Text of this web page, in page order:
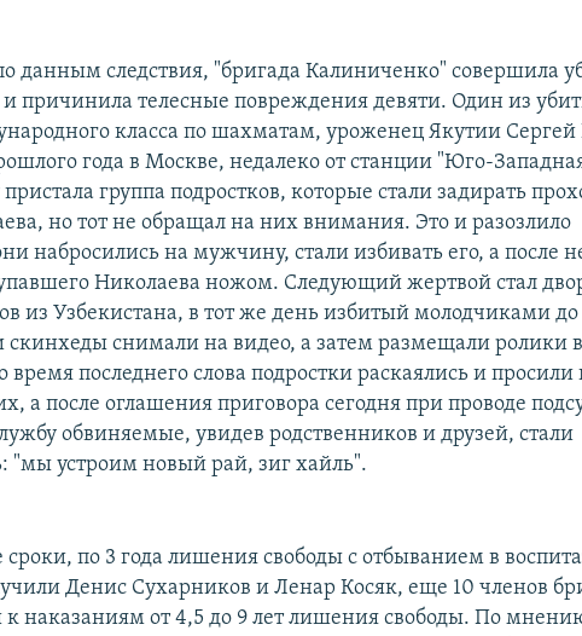
данным следствия, "бригада Калиниченко" совершила
и причинила телесные повреждения девяти. Один из
класса по шахматам, уроженец Якутии Сергей
года в Москве, недалеко от станции "Юго-
группа подростков, которые стали задирать
но тот не обращал на них внимания. Это и разозлило
набросились на мужчину, стали избивать его, а после
Николаева ножом. Следующий жертвой стал
из Узбекистана, в тот же день избитый молодчиками
скинхеды снимали на видео, а затем размещали ролики в
время последнего слова подростки раскаялись и
а после оглашения приговора сегодня при проводе
обвиняемые, увидев родственников и друзей, стали
"мы устроим новый рай, зиг хайль".
по 3 года лишения свободы с отбыванием в
Денис Сухарников и Ленар Косяк, еще 10 членов
к наказаниям от 4,5 до 9 лет лишения свободы. По